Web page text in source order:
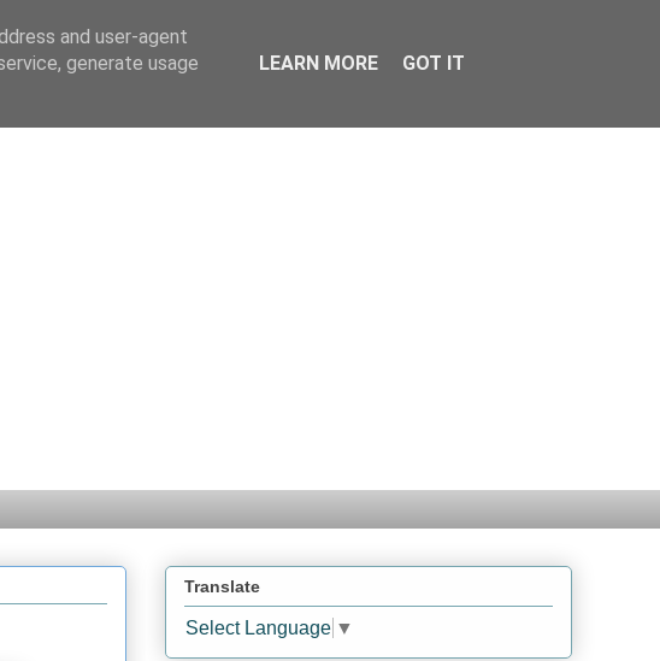
Translate
Select Language ▼
and user-agent
generate usage
LEARN MORE GOT IT